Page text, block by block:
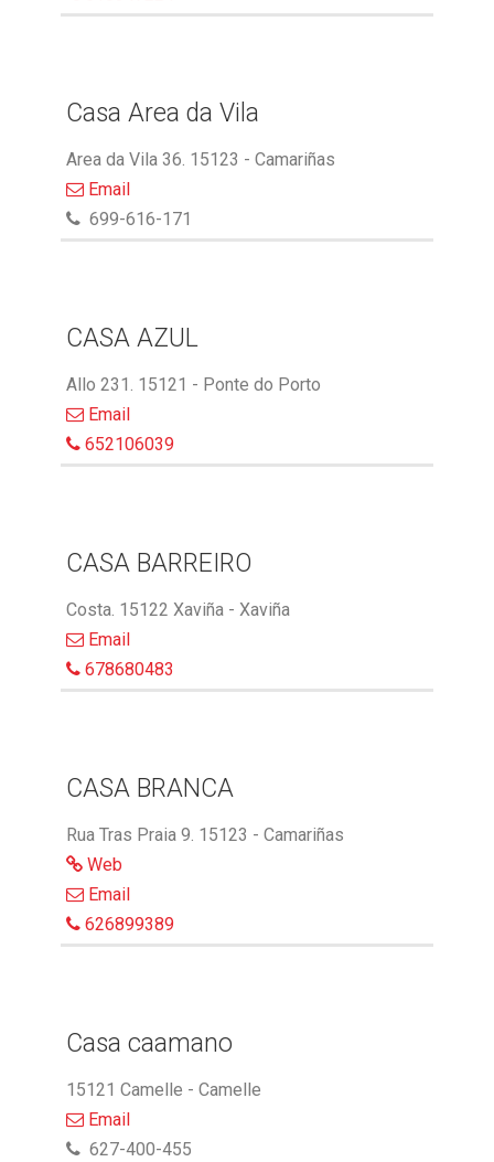
Casa Area da Vila
Area da Vila 36. 15123 - Camariñas
Email
699-616-171
CASA AZUL
Allo 231. 15121 - Ponte do Porto
Email
652106039
CASA BARREIRO
Costa. 15122 Xaviña - Xaviña
Email
678680483
CASA BRANCA
Rua Tras Praia 9. 15123 - Camariñas
Web
Email
626899389
Casa caamano
15121 Camelle - Camelle
Email
627-400-455